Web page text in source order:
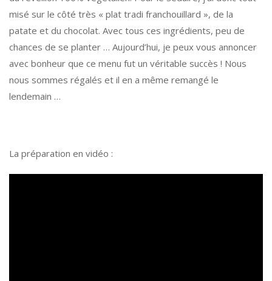
misé sur le côté très « plat tradi franchouillard », de la
patate et du chocolat. Avec tous ces ingrédients, peu de
chances de se planter … Aujourd’hui, je peux vous annoncer
avec bonheur que ce menu fut un véritable succès ! Nous
nous sommes régalés et il en a même remangé le
lendemain …
La préparation en vidéo :